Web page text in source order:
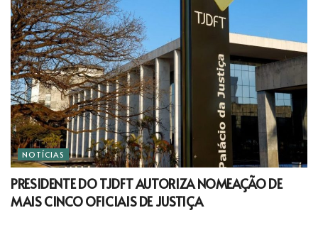
NOTÍCIAS
PRESIDENTE DO TJDFT AUTORIZA NOMEAÇÃO DE
MAIS CINCO OFICIAIS DE JUSTIÇA